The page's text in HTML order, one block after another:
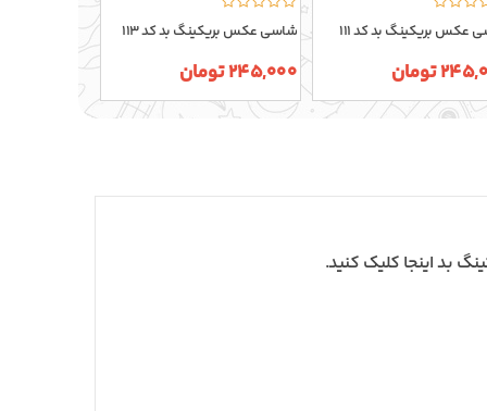
عکس بریکینگ بد کد 111
تومان
شاسی عکس بریکینگ بد کد 113
245,000 تومان 245,000 تومان
بد اینجا کلیک کنید.